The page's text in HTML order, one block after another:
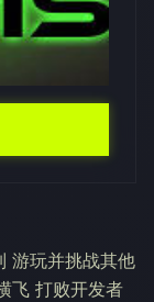
游玩并挑战其他
飞 打败开发者